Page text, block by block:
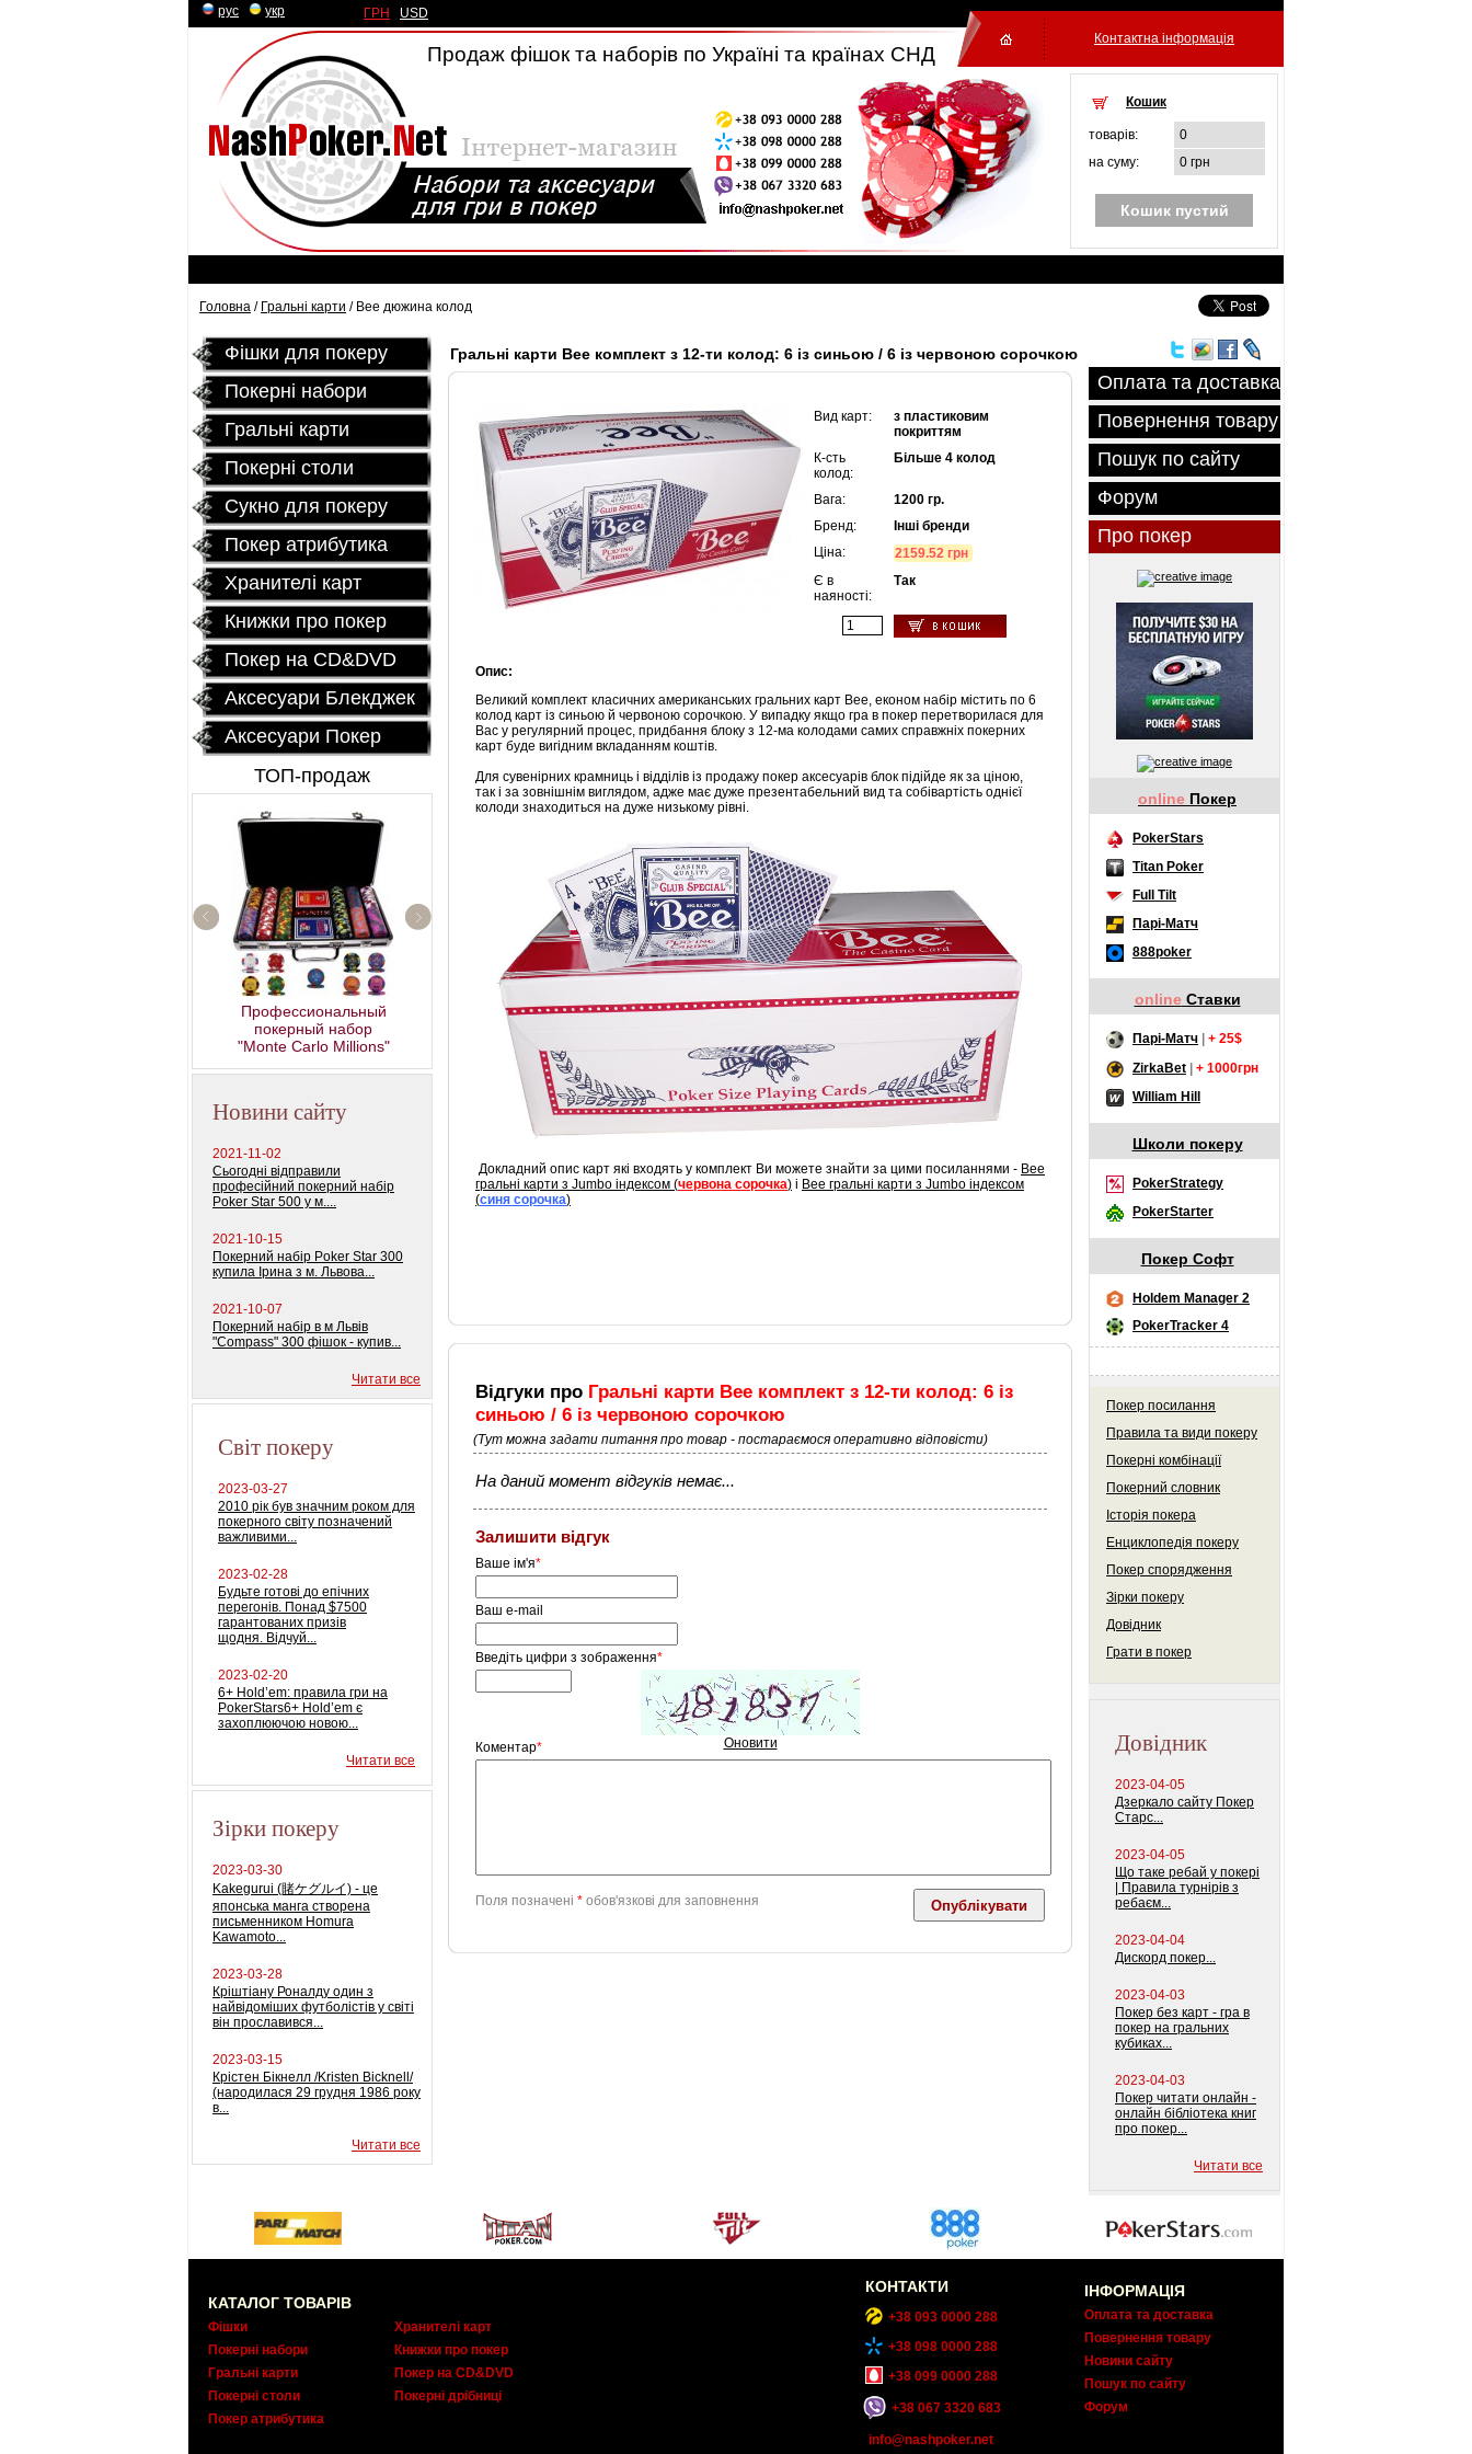
рус укр ГРН USD
Продаж фішок та наборів по Україні та країнах СНД
Контактна інформація
Кошик
товарiв:
0
на суму:
0 грн
Кошик пустий
Головна / Гральні карти / Bee дюжина колод
Фішки для покеру
Покерні набори
Гральні карти
Покернi столи
Сукно для покеру
Покер атрибутика
Хранителі карт
Книжки про покер
Покер на CD&DVD
Аксесуари Блекджек
Аксесуари Покер
ТОП-продаж
Профессиональный
покерный набор
"Monte Carlo Millions"
Профессиональный
"Poker Star" 500
Новини сайту
2021-11-02
Сьогодні відправили
професійний покерний набір
Poker Star 500 у м....
2021-10-15
Покерний набір Poker Star 300
купила Ірина з м. Львова...
2021-10-07
Покерний набір в м Львів
"Compass" 300 фішок - купив...
Читати все
Світ покеру
2023-03-27
2010 рік був значним роком для
покерного світу позначений
важливими...
2023-02-28
Будьте готові до епічних
перегонів. Понад $7500
гарантованих призів
щодня. Відчуй...
2023-02-20
6+ Hold’em: правила гри на
PokerStars6+ Hold’em є
захоплюючою новою...
Читати все
Зірки покеру
2023-03-30
Kakegurui (賭ケグルイ) - це
японська манга створена
письменником Homura
Kawamoto...
2023-03-28
Кріштіану Роналду один з
найвідоміших футболістів у світі
він прославився...
2023-03-15
Крістен Бікнелл /Kristen Bicknell/
(народилася 29 грудня 1986 року
в...
Читати все
Гральні карти Bee комплект з 12-ти колод: 6 із синьою / 6 із червоною сорочкою
Вид карт:
з пластиковим
покриттям
К-сть
колод:
Більше 4 колод
Вага:
1200 гр.
Бренд:
Інші бренди
Ціна:
2159.52 грн
Є в
наяності:
Так
Опис:
Великий комплект класичних американських гральних карт Bee, економ набір містить по 6
колод карт із синьою й червоною сорочкою. У випадку якщо гра в покер перетворилася для
Вас у регулярний процес, придбання блоку з 12-ма колодами самих справжніх покерних
карт буде вигідним вкладанням коштів.
Для сувенірних крамниць і відділів із продажу покер аксесуарів блок підійде як за ціною,
так і за зовнішнім виглядом, адже має дуже презентабельний вид та собівартість однієї
колоди знаходиться на дуже низькому рівні.
Докладний опис карт які входять у комплект Ви можете знайти за цими посиланнями - Bee
гральні карти з Jumbo індексом (червона сорочка) і Bee гральні карти з Jumbo індексом
(синя сорочка)
Відгуки про Гральні карти Bee комплект з 12-ти колод: 6 із
синьою / 6 із червоною сорочкою
(Тут можна задати питання про товар - постараємося оперативно відповісти)
На даний момент відгуків немає...
Залишити відгук
Ваше ім'я*
Ваш e-mail
Введіть цифри з зображення*
Оновити
Коментар*
Поля позначені * обов'язкові для заповнення
Оплата та доставка
Повернення товару
Пошук по сайту
Форум
Про покер
online Покер
PokerStars
Titan Poker
Full Tilt
Парі-Матч
888poker
onlineСтавки
Парі-Матч
+ 25$
ZirkaBet | + 1000грн
William Hill
Школи покеру
PokerStrategy
PokerStarter
Покер Софт
Holdem Manager 2
PokerTracker 4
Покер посилання
Правила та види покеру
Покерні комбінації
Покерний словник
Історія покера
Енциклопедія покеру
Покер спорядження
Зірки покеру
Довідник
Грати в покер
Довідник
2023-04-05
Дзеркало сайту Покер
Старс...
2023-04-05
Що таке ребай у покері
| Правила турнірів з
ребаєм...
2023-04-04
Дискорд покер...
2023-04-03
Покер без карт - гра в
покер на гральних
кубиках...
2023-04-03
Покер читати онлайн -
онлайн бібліотека книг
про покер...
Читати все
КАТАЛОГ ТОВАРІВ
Фішки
Покерні набори
Гральні карти
Покерні столи
Покер атрибутика
Хранителі карт
Книжки про покер
Покер на CD&DVD
Покерні дрібниці
КОНТАКТИ
+38 093 0000 288
+38 098 0000 288
+38 099 0000 288
+38 067 3320 683
info@nashpoker.net
ІНФОРМАЦІЯ
Оплата та доставка
Повернення товару
Новини сайту
Пошук по сайту
Форум